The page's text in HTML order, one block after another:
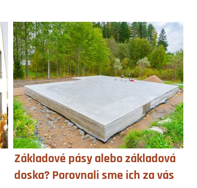
Základové pásy alebo základová
doska? Porovnali sme ich za vás